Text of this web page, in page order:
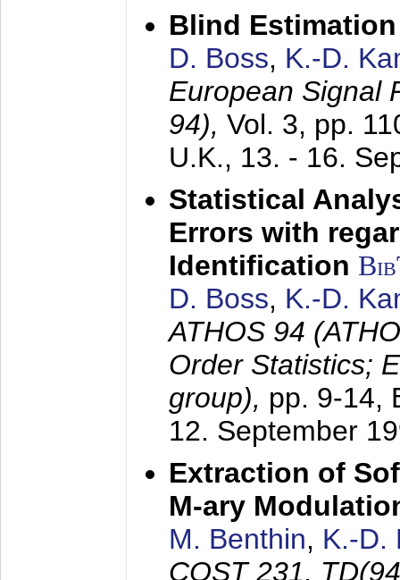
Blind
D. Boss, K.-D.
European Signal
94), Vol. 3, pp.
U.K., 13. - 16.
Statistical
Errors with
Identification
D. Boss, K.-D.
ATHOS 94
Order Statistics;
group), pp. 9-14,
12. September
Extraction of
M-ary
M. Benthin, K.-D.
COST 231,